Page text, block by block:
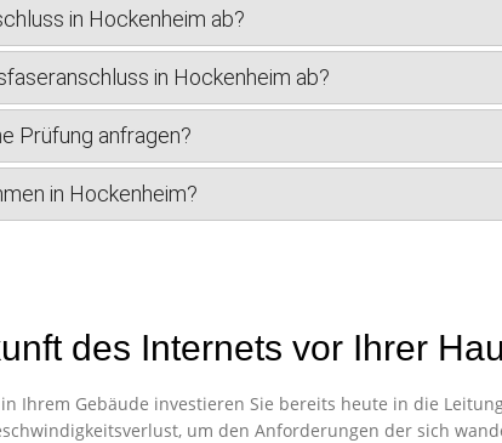
in Hockenheim ab?
in Hockenheim ab?
Prüfung anfragen?
in Hockenheim?
des Internets vor Ihrer
Ihrem Gebäude investieren Sie bereits heute in die
um den Anforderungen der sich